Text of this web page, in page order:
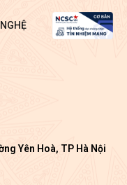
Yên Hoà, TP Hà Nội